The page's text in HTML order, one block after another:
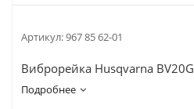
Артикул:967 85 62-01
Виброрейка Husqvarna BV20G
Подробнее